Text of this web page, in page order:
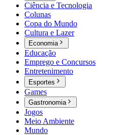
Ciência e Tecnologia
Colunas
Copa do Mundo
Cultura e Lazer
Economia
Educação
Emprego e Concursos
Entretenimento
Esportes
Games
Gastronomia
Jogos
Meio Ambiente
Mundo